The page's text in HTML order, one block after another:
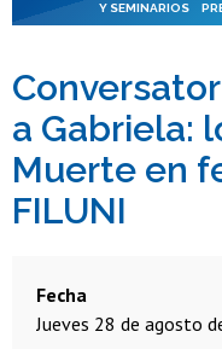
Y SEMINARIOS
a Gabriela:
Muerte en
FILUNI
Fecha
jueves 28 de agosto